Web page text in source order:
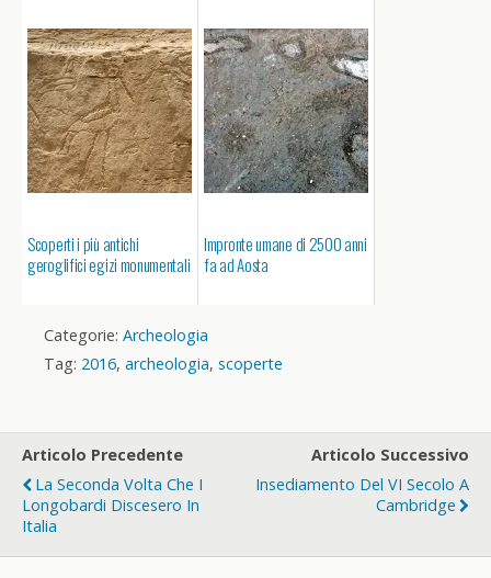
Scoperti i più antichi
geroglifici egizi monumentali
Impronte umane di 2500 anni
fa ad Aosta
Categorie: Archeologia
Tag: 2016, archeologia, scoperte
Articolo Precedente
La Seconda Volta Che I
Longobardi Discesero In
Italia
Articolo Successivo
Insediamento Del VI Secolo A
Cambridge